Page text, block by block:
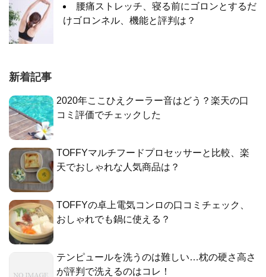
腰痛ストレッチ、寝る前にゴロンとするだ
けゴロンネル、機能と評判は？
新着記事
2020年ここひえクーラー音はどう？楽天の口
コミ評価でチェックした
TOFFYマルチフードプロセッサーと比較、楽
天でおしゃれな人気商品は？
TOFFYの卓上電気コンロの口コミチェック、
おしゃれでも鍋に使える？
テンピュールを洗うのは難しい…枕の硬さ高さ
が評判で洗えるのはコレ！